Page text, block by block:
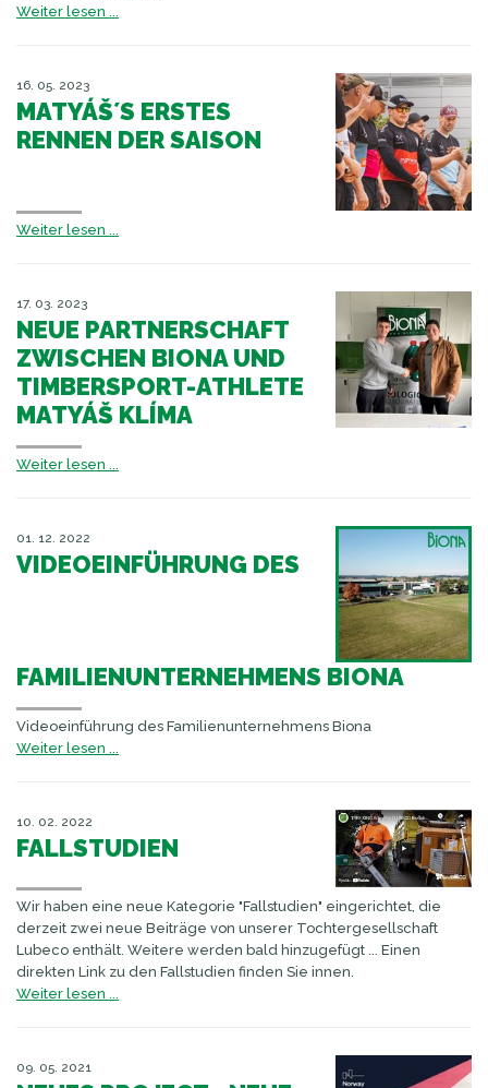
Weiter lesen ...
16. 05. 2023
MATYÁŠ´S ERSTES
RENNEN DER SAISON
Weiter lesen ...
17. 03. 2023
NEUE PARTNERSCHAFT
ZWISCHEN BIONA UND
TIMBERSPORT-ATHLETE
MATYÁŠ KLÍMA
Weiter lesen ...
01. 12. 2022
VIDEOEINFÜHRUNG DES
FAMILIENUNTERNEHMENS BIONA
Videoeinführung des Familienunternehmens Biona
Weiter lesen ...
10. 02. 2022
FALLSTUDIEN
Wir haben eine neue Kategorie "Fallstudien" eingerichtet, die
derzeit zwei neue Beiträge von unserer Tochtergesellschaft
Lubeco enthält. Weitere werden bald hinzugefügt ... Einen
direkten Link zu den Fallstudien finden Sie innen.
Weiter lesen ...
09. 05. 2021